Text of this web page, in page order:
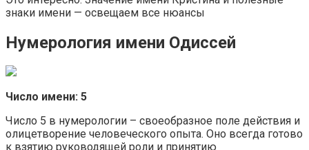
знаки имени — освещаем все нюансы
Нумерология имени Одиссей
Число имени: 5
Число 5 в нумерологии – своеобразное поле действия и
олицетворение человеческого опыта. Оно всегда готово
к взятию руководящей роли и принятию